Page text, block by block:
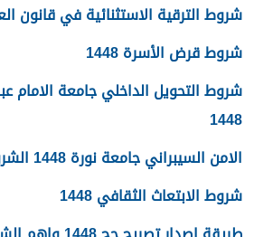
شروط الترقية الاستثنائية في قانون العمل
شروط قرض الأسرة 1448
شروط التحويل الداخلي جامعة الامام
1448
الامن السيبراني جامعة نورة 1448 الشروط وخطوات التقديم
شروط الابتعاث الثقافي 1448